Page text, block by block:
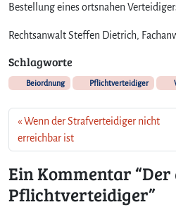
Bestellung eines ortsnahen
Rechtsanwalt Steffen Dietrich,
Schlagworte
Beiordnung Pflichtverteidiger
Wenn der Strafverteidiger nicht
erreichbar ist
Ein Kommentar
Pflichtverteidiger”